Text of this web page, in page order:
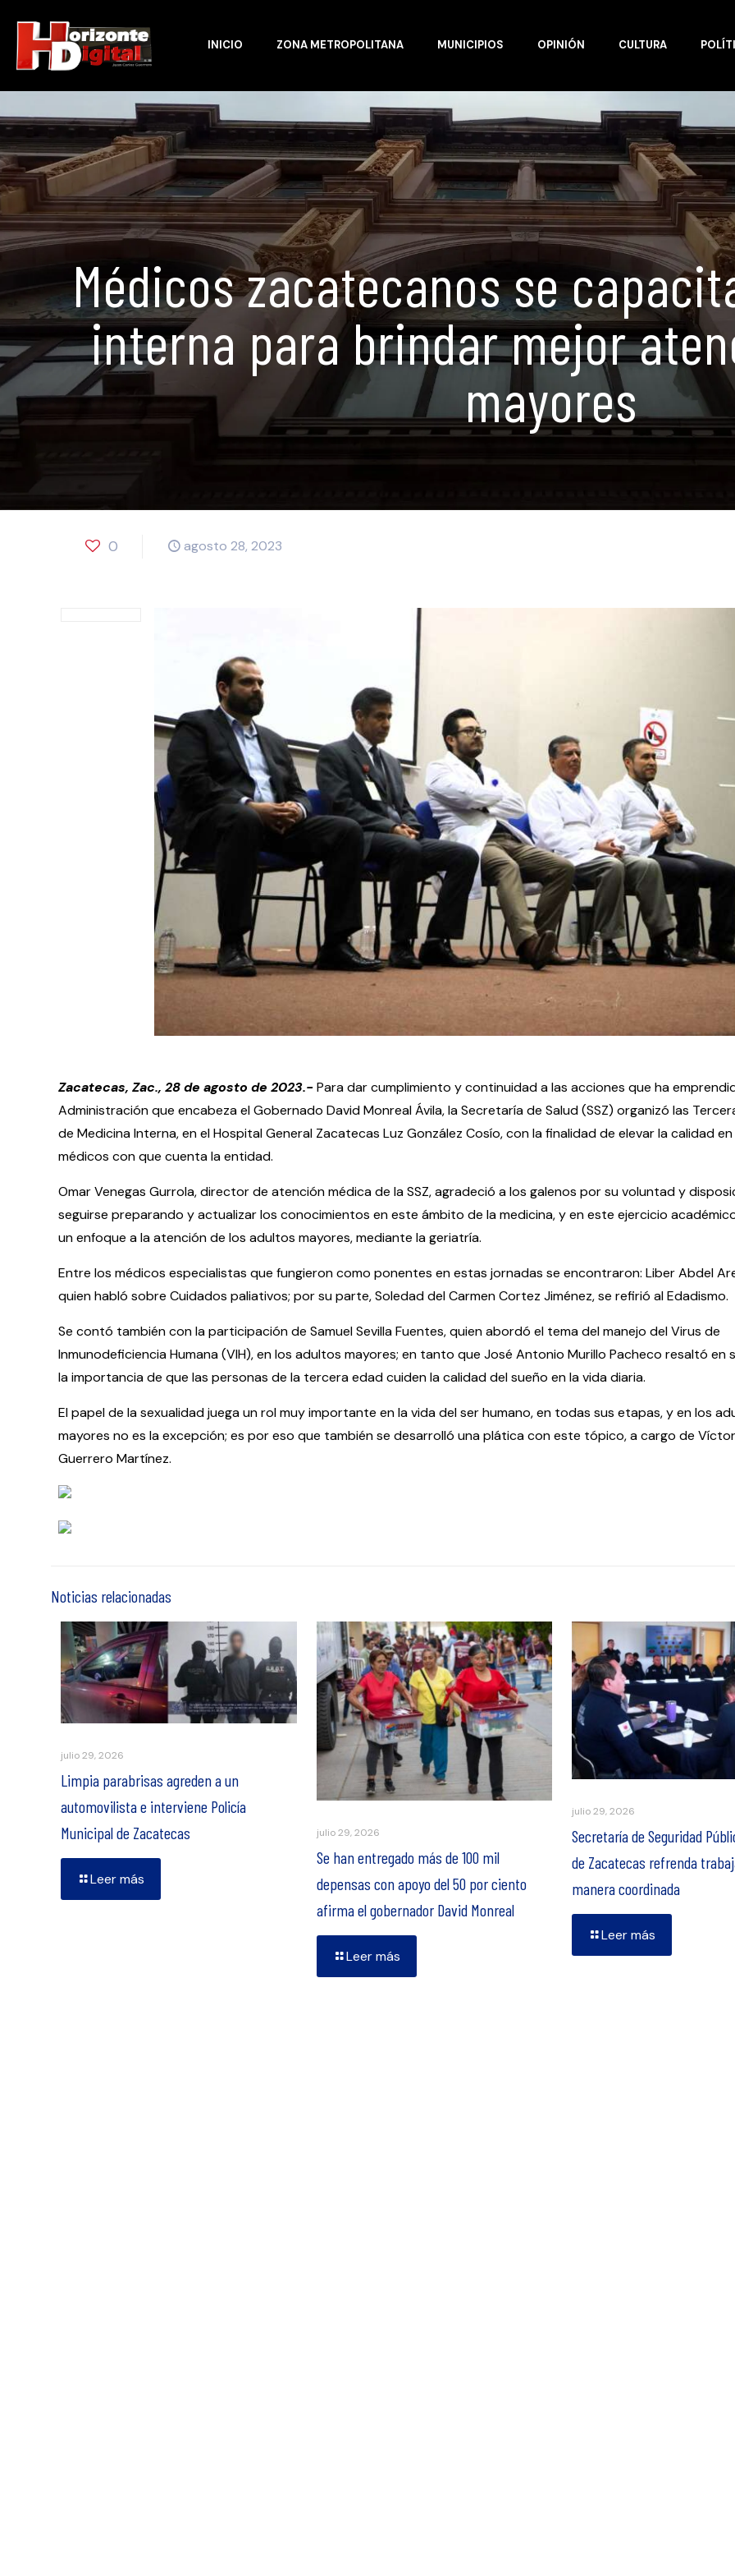
INICIO ZONA METROPOLITANA MUNICIPIOS OPINIÓN CULTURA
Médicos zacatecanos se
interna para brindar mejor
mayores
0 agosto 28, 2023
Zacatecas, Zac., 28 de agosto de 2023.-Para dar cumplimiento y continuidad a las acciones que ha
Administración que encabeza el Gobernado David Monreal Ávila, la Secretaría de Salud (SSZ) organizó las
de Medicina Interna, en el Hospital General Zacatecas Luz González Cosío, con la finalidad de elevar la calidad
médicos con que cuenta la entidad.
Omar Venegas Gurrola, director de atención médica de la SSZ, agradeció a los galenos por su voluntad y
seguirse preparando y actualizar los conocimientos en este ámbito de la medicina, y en este ejercicio
un enfoque a la atención de los adultos mayores, mediante la geriatría.
Entre los médicos especialistas que fungieron como ponentes en estas jornadas se encontraron: Liber Abdel
quien habló sobre Cuidados paliativos; por su parte, Soledad del Carmen Cortez Jiménez, se refirió al Edadismo.
Se contó también con la participación de Samuel Sevilla Fuentes, quien abordó el tema del manejo del Virus de
Inmunodeficiencia Humana (VIH), en los adultos mayores; en tanto que José Antonio Murillo Pacheco resaltó en
la importancia de que las personas de la tercera edad cuiden la calidad del sueño en la vida diaria.
El papel de la sexualidad juega un rol muy importante en la vida del ser humano, en todas sus etapas, y en los
mayores no es la excepción; es por eso que también se desarrolló una plática con este tópico, a cargo de
Guerrero Martínez.
Noticias relacionadas
julio 29, 2026
Limpia parabrisas agreden a un
automovilista e interviene Policía
Municipal de Zacatecas
Leer más
julio 29, 2026
Se han entregado más de 100 mil
depensas con apoyo del 50 por ciento
afirma el gobernador David Monreal
Leer más
julio 29, 2026
Secretaría de Seguridad
de Zacatecas refrenda
manera coordinada
Leer más